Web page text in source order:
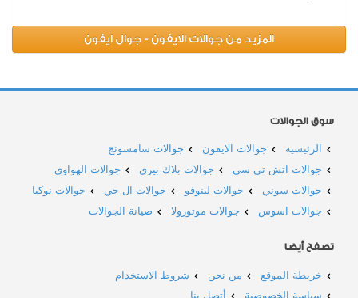
المزيد من جوالات الايفون - جوال ايفون
سوق الجوالات
الرئيسية جوالات الايفون
جوالات سامسونج
جوالات اتش تي سي
جوالات بلاك بيري
جوالات الهواوي
جوالات سوني
جوالات لينوفو جوالات ال جي
جوالات نوكيا
جوالات اسوس
جوالات موتورولا صيانة الجوالات
تصفح أيضا
خريطة الموقع من نحن
شروط الاستخدام
سياسة الخصوصية
أتصل بنا